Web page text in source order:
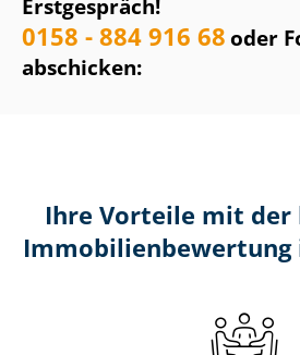
Erstgespräch!
0158 - 884 916 68oder
abschicken:
Ihre Vorteile mit der
Im­mo­bi­li­en­be­wer­tung